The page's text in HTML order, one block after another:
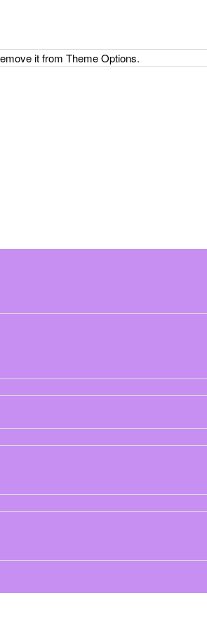
it from Theme Options.